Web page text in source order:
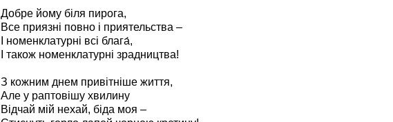
Добре йому біля пирога,
Все приязні повно і приятельства –
І номенклатурні всі блага́,
І також номенклатурні зрадництва!
З кожним днем привітніше життя,
Але у раптовішу хвилину
Відчай мій нехай, біда моя –